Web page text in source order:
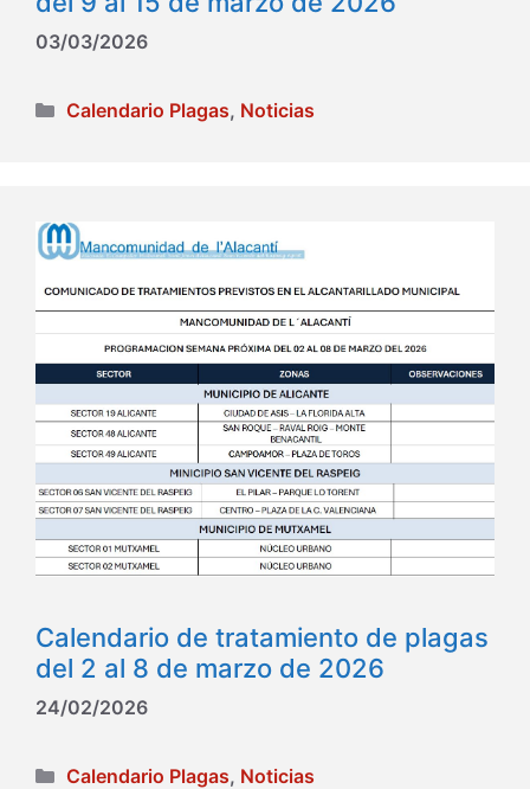
03/03/2026
Categorías
Calendario Plagas, Noticias
Calendario de tratamiento de plagas
del 2 al 8 de marzo de 2026
24/02/2026
Categorías
Calendario Plagas, Noticias